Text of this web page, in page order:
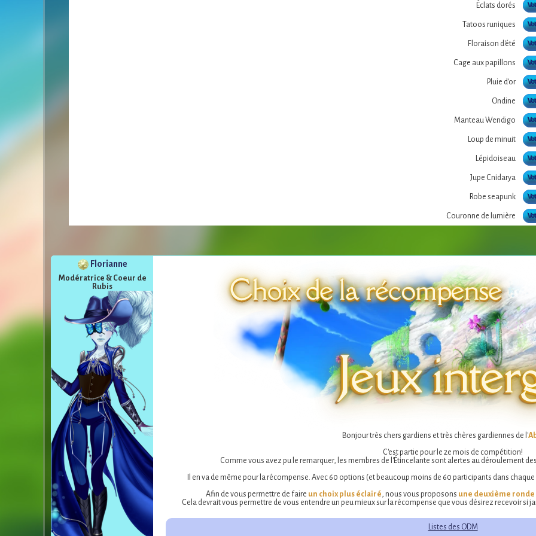
Éclats dorés
Tatoos runiques
Floraison d'été
Cage aux papillons
Pluie d'or
Ondine
Manteau Wendigo
Loup de minuit
Lépidoiseau
Jupe Cnidarya
Robe seapunk
Couronne de lumière
Florianne
Modératrice & Coeur de
Rubis
Bonjour très chers gardiens et très chères gardiennes de l'
C'est partie pour le 2e mois de compétition!
Comme vous avez pu le remarquer, les membres de l'Étincelante sont alertes au déroulement
Il en va de même pour la récompense. Avec 60 options (et beaucoup moins de 60 participants dans
Afin de vous permettre de faire un choix plus éclairé, nous vous proposons une deuxième ronde
Cela devrait vous permettre de vous entendre un peu mieux sur la récompense que vous désirez recevoir si
Listes des ODM